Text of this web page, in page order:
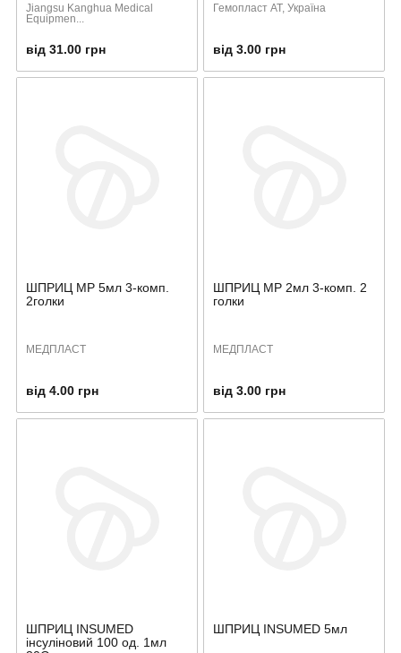
Jiangsu Kanghua Medical
Equipmen...
від 31.00 грн
Гемопласт АТ, Україна
від 3.00 грн
ШПРИЦ MP 5мл 3-комп.
2голки
МЕДПЛАСТ
від 4.00 грн
ШПРИЦ MP 2мл 3-комп. 2
голки
МЕДПЛАСТ
від 3.00 грн
ШПРИЦ INSUMED
інсуліновий 100 од. 1мл
ШПРИЦ INSUMED 5мл